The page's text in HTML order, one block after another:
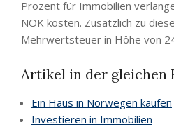
Prozent für Immobilien
NOK kosten. Zusätzlich zu
Mehrwertsteuer in Höhe von
Artikel in der gleichen
Ein Haus in Norwegen kaufen
Investieren in Immobilien